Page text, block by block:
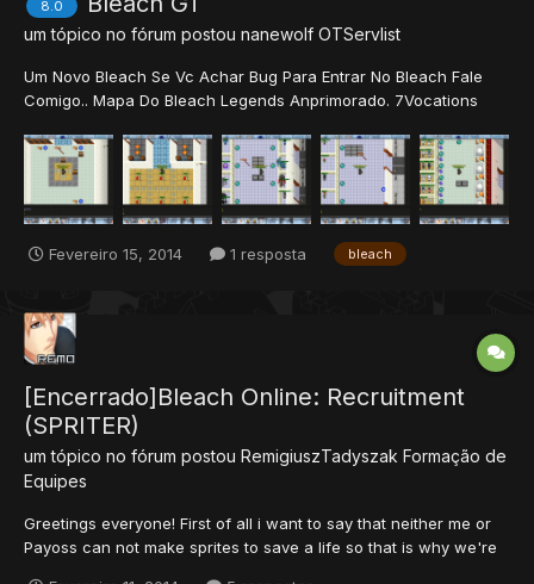
8.0
um tópico no fórum postou nanewolf OTServlist
Um Novo Bleach Se Vc Achar Bug Para Entrar No Bleach Fale
Comigo.. Mapa Do Bleach Legends Anprimorado. 7Vocations
Mais Entre No Site e Confira bleach-gt.webnode.com Vagas On
So Falar. Prints Do Game
Fevereiro 15, 2014 1 resposta bleach
[Encerrado]Bleach Online: Recruitment
(SPRITER)
um tópico no fórum postou RemigiuszTadyszak Formação de
Equipes
Greetings everyone! First of all i want to say that neither me or
Payoss can not make sprites to save a life so that is why we're